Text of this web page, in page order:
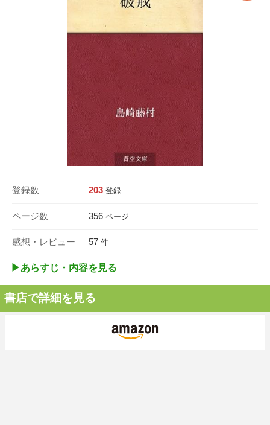
登録数 203 登録
ページ数 356 ページ
感想・レビュー 57 件
▶︎あらすじ・内容を見る
書店で詳細を見る